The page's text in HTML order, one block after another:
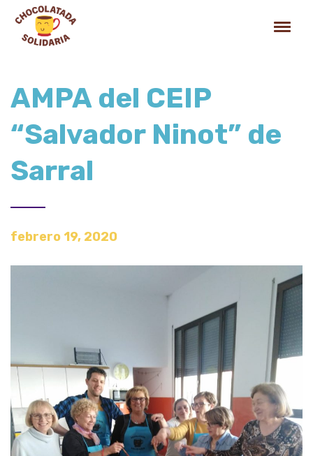
AMPA del CEIP
“Salvador Ninot” de
Sarral
febrero 19, 2020